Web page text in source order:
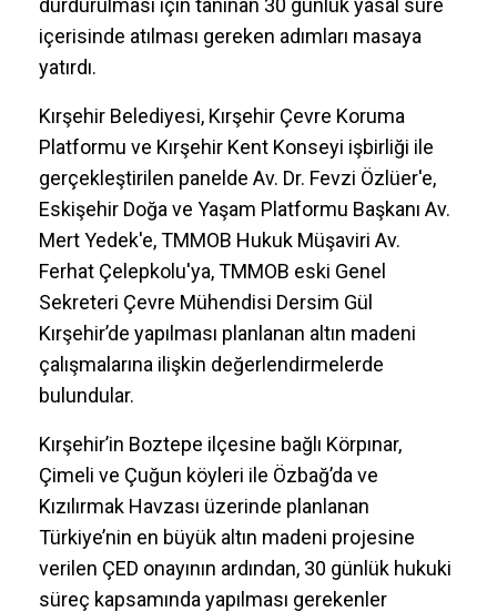
durdurulması için tanınan 30 günlük yasal süre
içerisinde atılması gereken adımları masaya
yatırdı.
Kırşehir Belediyesi, Kırşehir Çevre Koruma
Platformu ve Kırşehir Kent Konseyi işbirliği ile
gerçekleştirilen panelde Av. Dr. Fevzi Özlüer'e,
Eskişehir Doğa ve Yaşam Platformu Başkanı Av.
Mert Yedek'e, TMMOB Hukuk Müşaviri Av.
Ferhat Çelepkolu'ya, TMMOB eski Genel
Sekreteri Çevre Mühendisi Dersim Gül
Kırşehir’de yapılması planlanan altın madeni
çalışmalarına ilişkin değerlendirmelerde
bulundular.
Kırşehir’in Boztepe ilçesine bağlı Körpınar,
Çimeli ve Çuğun köyleri ile Özbağ’da ve
Kızılırmak Havzası üzerinde planlanan
Türkiye’nin en büyük altın madeni projesine
verilen ÇED onayının ardından, 30 günlük hukuki
süreç kapsamında yapılması gerekenler